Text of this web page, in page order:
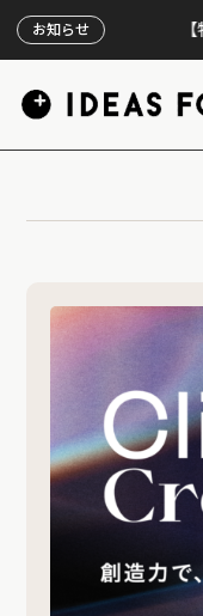
お知らせ 【特設